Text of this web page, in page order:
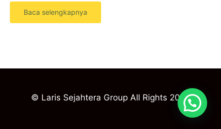
Baca selengkapnya
© Laris Sejahtera Group All Rights 2023